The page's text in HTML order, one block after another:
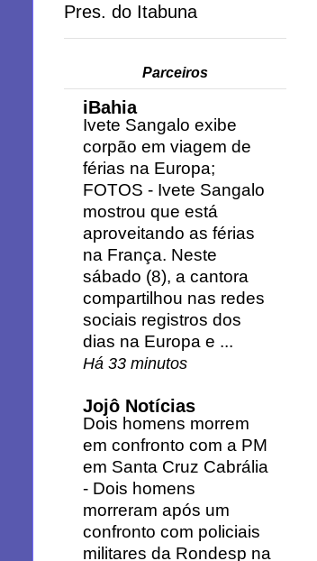
Pres. do Itabuna
Parceiros
iBahia
Ivete Sangalo exibe
corpão em viagem de
férias na Europa;
FOTOS - Ivete Sangalo
mostrou que está
aproveitando as férias
na França. Neste
sábado (8), a cantora
compartilhou nas redes
sociais registros dos
dias na Europa e ...
Há 33 minutos
Jojô Notícias
Dois homens morrem
em confronto com a PM
em Santa Cruz Cabrália
- Dois homens
morreram após um
confronto com policiais
militares da Rondesp na